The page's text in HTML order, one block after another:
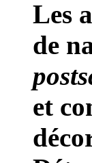
Les
de
et